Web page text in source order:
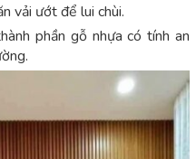
vải ướt để lui chùi.
phần gỗ nhựa có tính an